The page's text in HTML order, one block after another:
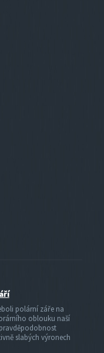
polární záře na
oblouku naší
slabých výronech